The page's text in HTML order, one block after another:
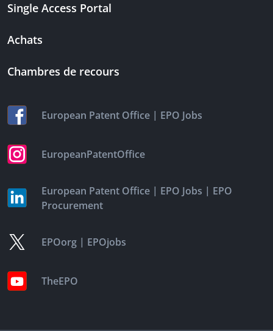
Single Access Portal
Achats
Chambres de recours
European Patent Office | EPO Jobs
EuropeanPatentOffice
European Patent Office | EPO Jobs | EPO
Procurement
EPOorg | EPOjobs
TheEPO